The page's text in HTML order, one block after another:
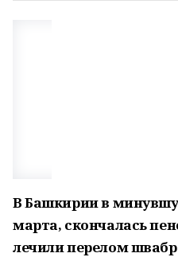
В Башкирии в
марта, скончалась
лечили перелом